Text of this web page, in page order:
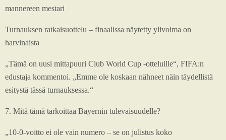
mannereen mestari
Turnauksen ratkaisuottelu – finaalissa näytetty ylivoima on
harvinaista
„Tämä on uusi mittapuuri Club World Cup -otteluille“, FIFA:n
edustaja kommentoi. „Emme ole koskaan nähneet näin täydellistä
esitystä tässä turnauksessa.“
7. Mitä tämä tarkoittaa Bayernin tulevaisuudelle?
„10-0-voitto ei ole vain numero – se on julistus koko